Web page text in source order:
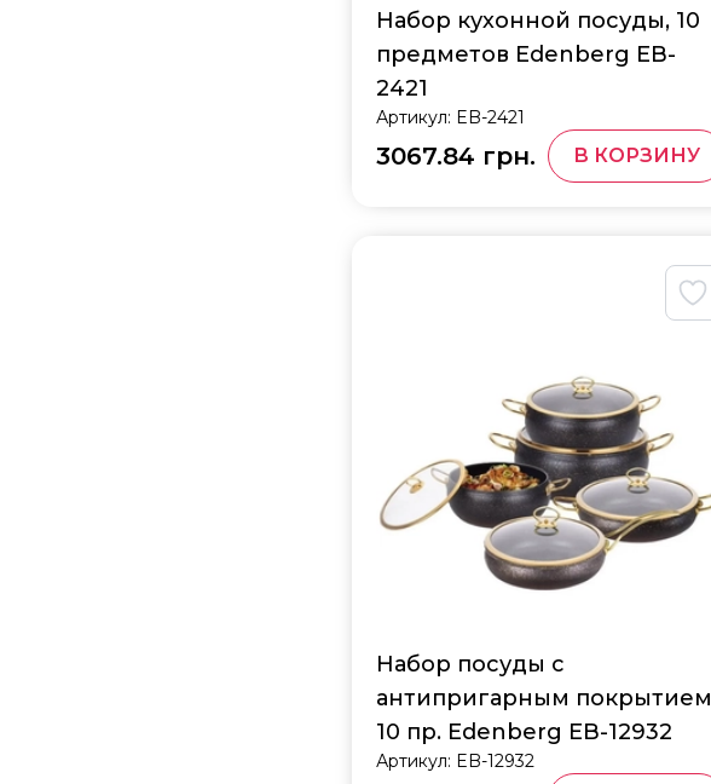
Набор кухонной посуды, 10
предметов Edenberg EB-
2421
Артикул: EB-2421
3067.84 грн. В КОРЗИНУ
Набор посуды с
антипригарным покрытием
10 пр. Edenberg EB-12932
Артикул: EB-12932